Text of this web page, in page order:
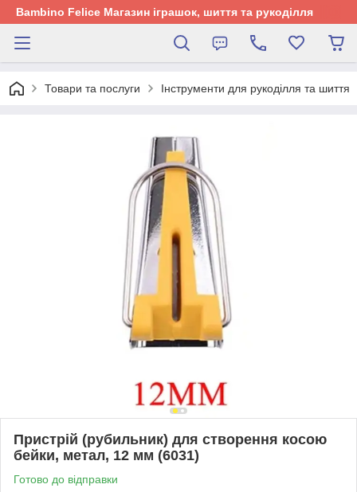
Bambino Felice Магазин іграшок, шиття та рукоділля
Товари та послуги Інструменти для рукоділля та шиття
Пристрій (рубильник) для створення косою
бейки, метал, 12 мм (6031)
Готово до відправки